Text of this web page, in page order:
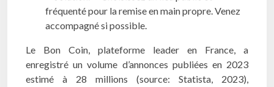
fréquenté pour la remise en main propre. Venez
accompagné si possible.
Le Bon Coin, plateforme leader en France, a
enregistré un volume d’annonces publiées en 2023
estimé à 28 millions (source: Statista, 2023),